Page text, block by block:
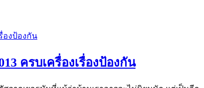
ครบเครื่องเรื่องป้องกัน